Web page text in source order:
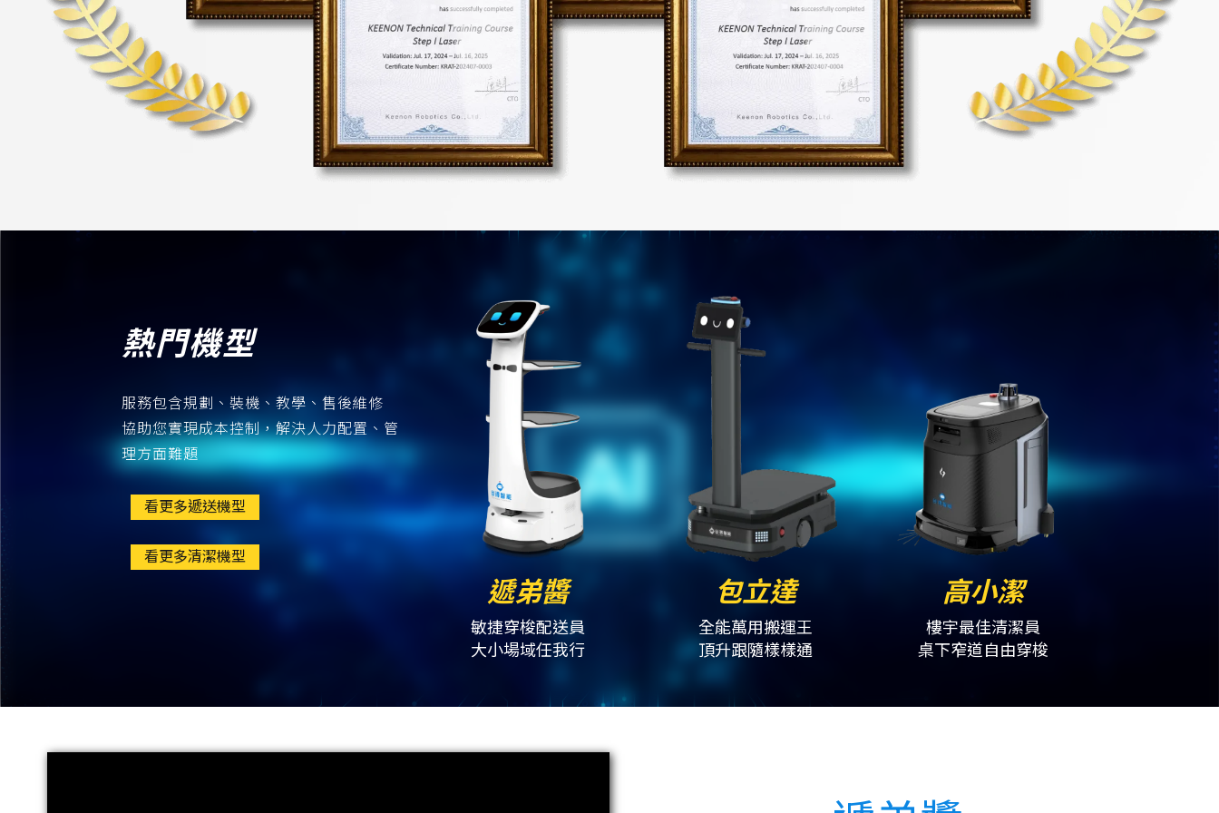
熱門機型
服務包含規劃、裝機、教學、售後維修
協助您實現成本控制，解決人力配置、管
理方面難題
看更多遞送機型
看更多清潔機型
遞弟醬
敏捷穿梭配送員
大小場域任我行
包立達
全能萬用搬運王
頂升跟隨樣樣通
高小潔
樓宇最佳清潔員
桌下窄道自由穿梭